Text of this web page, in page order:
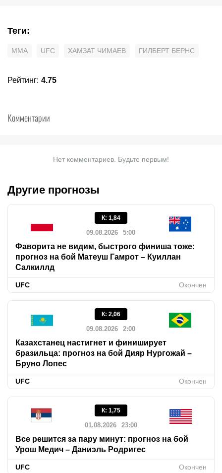
Теги:
MMA UFC ХАМЗАТ ЧИМАЕВ ГИЛБЕРТ БЕРНС
Рейтинг: 4.75
Комментарии
Нет комментариев. Будьте первым!
Другие прогнозы
К: 1,84
09.08.2026 5:00
Фаворита не видим, быстрого финиша тоже:
прогноз на бой Матеуш Гамрот – Куиллан
Салкиллд
UFC Окончен
К: 2,06
09.08.2026 2:00
Казахстанец настигнет и финиширует
бразильца: прогноз на бой Дияр Нургожай –
Бруно Лопес
UFC Окончен
К: 1,75
01.08.2026 23:00
Все решится за пару минут: прогноз на бой
Урош Медич – Даниэль Родригес
UFC Окончен